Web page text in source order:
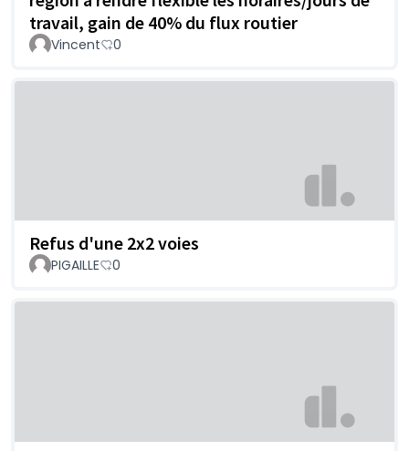
travail, gain de 40% du flux routier
Vincent 0
Refus d'une 2x2 voies
PIGAILLE 0